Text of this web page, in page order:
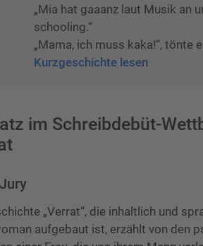
„Mia hat gaaanz laut Musik an
schooling.“
„Mama, ich muss kaka!“, tönte
Kurzgeschichte lesen
im Schreibdebüt-
„Verrat“, die inhaltlich und
aufgebaut ist, erzählt von den